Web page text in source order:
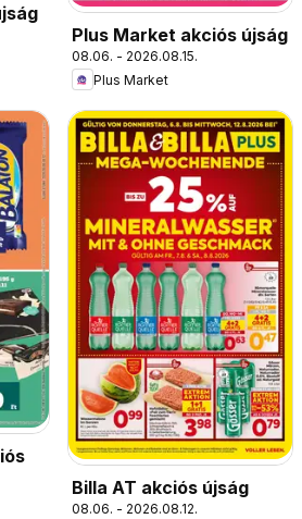
Plus Market akciós újság
08.06. - 2026.08.15.
Plus Market
Billa AT akciós újság
08.06. - 2026.08.12.